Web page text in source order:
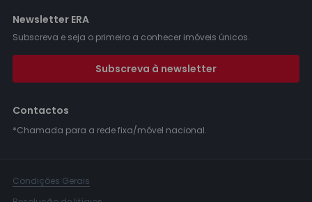
Newsletter ERA
Subscreva e seja o primeiro a conhecer imóveis únicos.
Subscreva à newsletter
Contactos
*Chamada para a rede fixa/móvel nacional.
Condições Gerais